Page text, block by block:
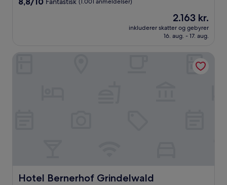
anmeldelser)
Prisen
er
2.163 kr.
2.163 kr.
inkluderer skatter og gebyrer
16. aug. - 17. aug.
Hotel Bernerhof Grindelwald
Hotel Bernerhof Grindelwald